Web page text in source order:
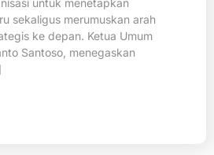
sekaligus merumuskan arah
ke depan. Ketua Umum
Santoso, menegaskan